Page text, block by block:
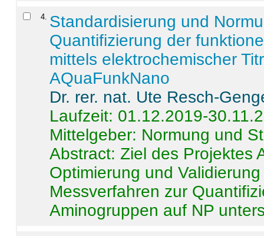
4 Standardisierung und
Quantifizierung der
mittels elektrochemischer
AQuaFunkNano
Dr. rer. nat. Ute Resch-
Laufzeit: 01.12.2019-
Mittelgeber: Normung und
Abstract:Ziel des Projektes
Optimierung und
Messverfahren zur
Aminogruppen auf NP